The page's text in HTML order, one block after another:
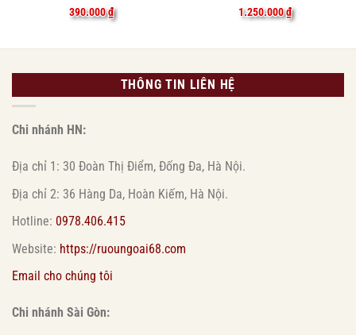
390.000₫
1.250.000₫
THÔNG TIN LIÊN HỆ
Chi nhánh HN:
Địa chỉ 1: 30 Đoàn Thị Điểm, Đống Đa, Hà Nội.
Địa chỉ 2: 36 Hàng Da, Hoàn Kiếm, Hà Nội.
Hotline: 0978.406.415
Website: https://ruoungoai68.com
Email cho chúng tôi
Chi nhánh Sài Gòn: